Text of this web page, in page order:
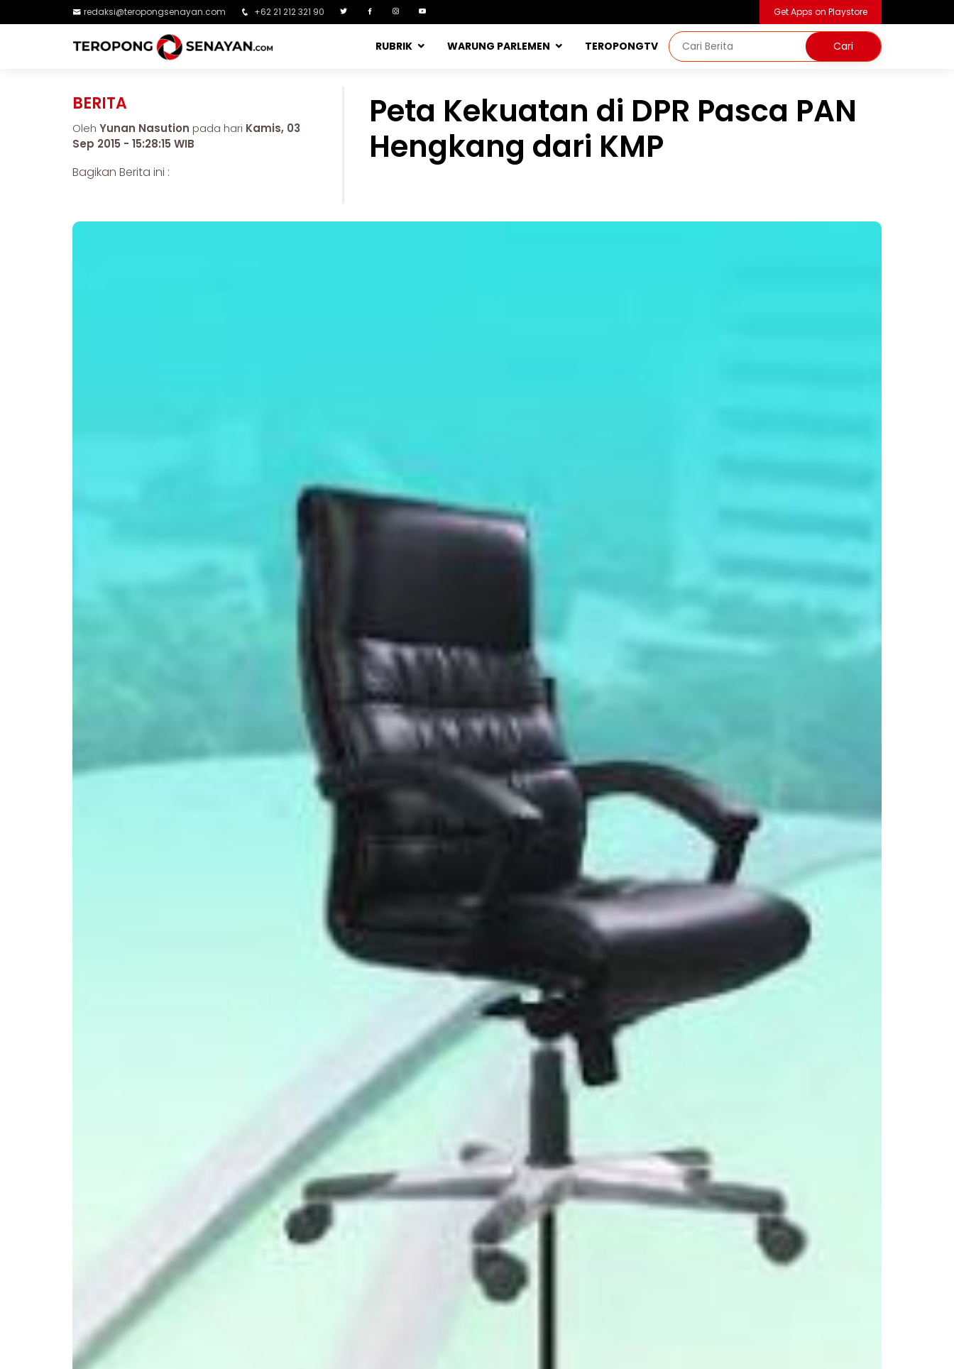
redaksi@teropongsenayan.com +62 21 212 321 90 Get Apps on Playstore
RUBRIK WARUNG PARLEMEN TEROPONGTV
BERITA
Oleh Yunan Nasution pada hari Kamis, 03
Sep 2015 - 15:28:15 WIB
Bagikan Berita ini :
Peta Kekuatan di DPR Pasca PAN
Hengkang dari KMP